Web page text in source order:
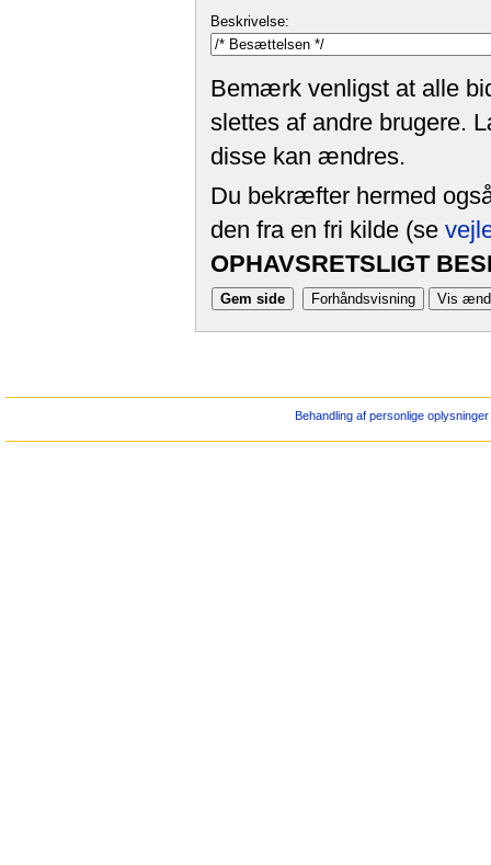
Beskrivelse:
Bemærk venligst at alle
slettes af andre brugere.
disse kan ændres.
Du bekræfter hermed
den fra en fri kilde (se
OPHAVSRETSLIGT
Behandling af personlige oplysninger